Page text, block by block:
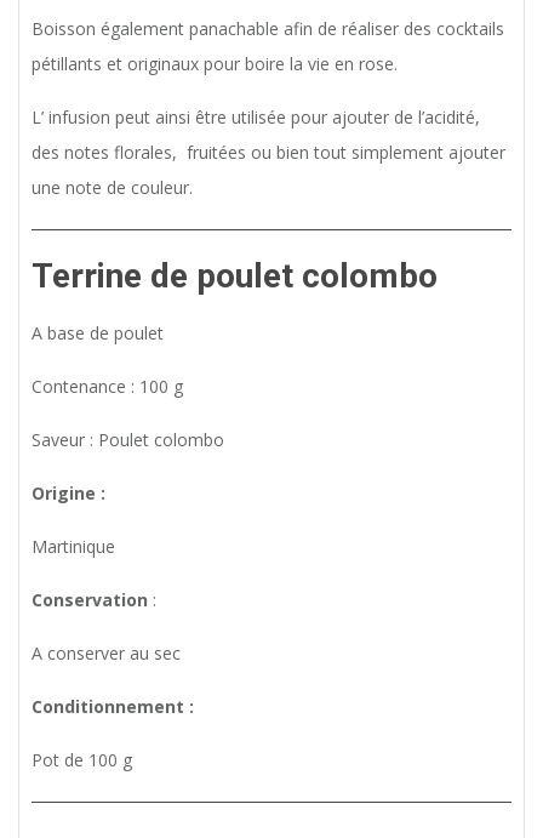
Boisson également panachable afin de réaliser des cocktails
pétillants et originaux pour boire la vie en rose.
L’ infusion peut ainsi être utilisée pour ajouter de l’acidité,
des notes florales, fruitées ou bien tout simplement ajouter
une note de couleur.
Terrine de poulet colombo
A base de poulet
Contenance : 100 g
Saveur : Poulet colombo
Origine :
Martinique
Conservation :
A conserver au sec
Conditionnement :
Pot de 100 g